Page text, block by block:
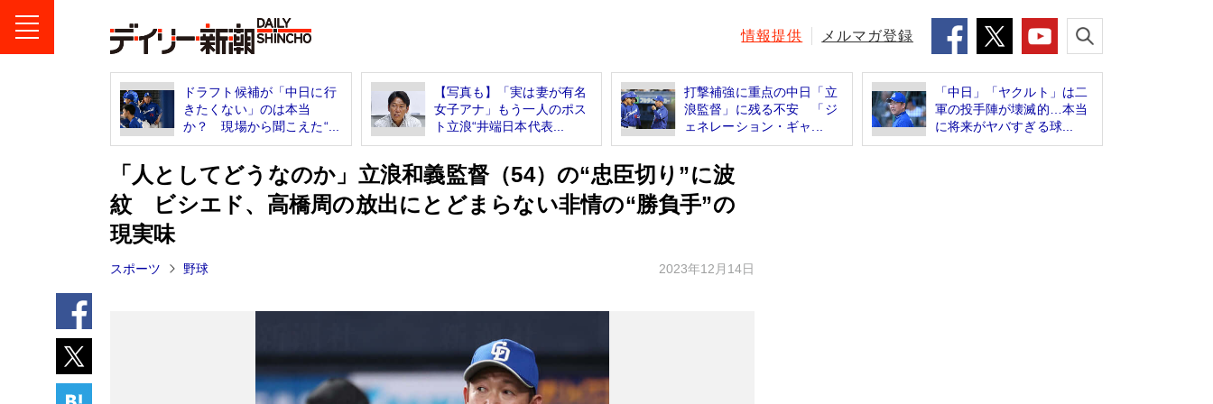
情報提供 メルマガ登録
ドラフト候補が「中日に行
きたくない」のは本当
か？ 現場から聞こえた“...
【写真も】「実は妻が有名
女子アナ」もう一人のポス
ト立浪“井端日本代表...
打撃補強に重点の中日「立
浪監督」に残る不安 「ジ
ェネレーション・ギャ...
「中日」「ヤクルト」は二
軍の投手陣が壊滅的…本当
に将来がヤバすぎる球...
「人としてどうなのか」立浪和義監督（54）の“忠臣切り”に波
紋 ビシエド、高橋周の放出にとどまらない非情の“勝負手”の
現実味
スポーツ 野球 2023年12月14日